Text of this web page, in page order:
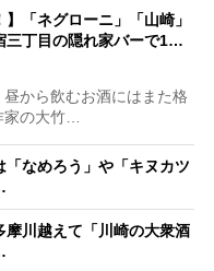
】「ネグローニ」「山崎」
三丁目の隠れ家バーで1…
から飲むお酒にはまた格
の大竹…
「なめろう」や「キヌカツ
摩川越えて「川崎の大衆酒